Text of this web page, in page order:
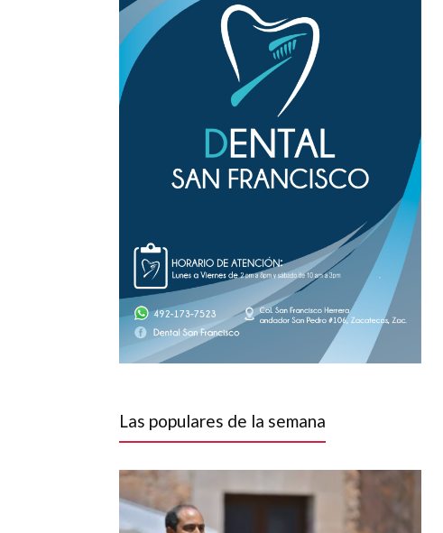
Las populares de la semana